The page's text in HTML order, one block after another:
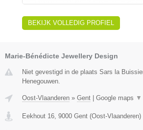
BEKIJK VOLLEDIG PROFIEL
Marie-Bénédicte Jewellery Design
Niet gevestigd in de plaats Sars la
Henegouwen.
Oost-Vlaanderen » Gent Google maps ▼
Eekhout 16, 9000 Gent (Oost-Vlaanderen)